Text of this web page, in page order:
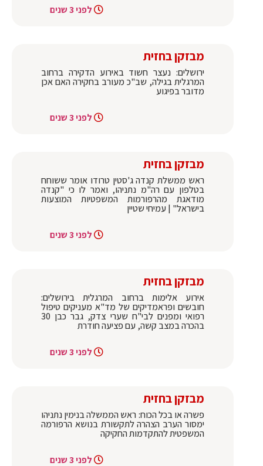
לפני 3 שנים
מבזקן בחזית
ירושלים: נעצר חשוד באירוע הדקירה ברחוב
המרגלית בגילה, שב"כ מעורב בחקירה האם אכן
מדובר בפיגוע
לפני 3 שנים
מבזקן בחזית
ראש ממשלת קנדה ג'סטין טרודו אומר ששוחח
בטלפון עם רה"מ נתניהו, ואמר לו כי "קנדה
מודאגת מהרפורמות המשפטיות המוצעות
בישראל" | עמיחי שטיין
לפני 3 שנים
מבזקן בחזית
אירוע אלימות ברחוב המרגלית בירושלים:
חובשים ופראמדיקים של מד"א מעניקים טיפול
רפואי ומפנים לבי"ח שערי צדק, גבר כבן 30
בהכרה במצב קשה, עם פציעה חודרת
לפני 3 שנים
מבזקן בחזית
פשרה או בכל הכוח: ראש הממשלה בנימין נתניהו
ימסור הערב הצהרה לתקשורת בנושא הרפורמה
המשפטית להתקדמות החקיקה
לפני 3 שנים